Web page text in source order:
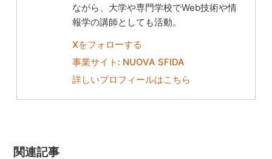
ながら、大学や専門学校でWeb技術や情
報学の講師としても活動。
Xをフォローする
事業サイト: NUOVA SFIDA
詳しいプロフィールはこちら
関連記事